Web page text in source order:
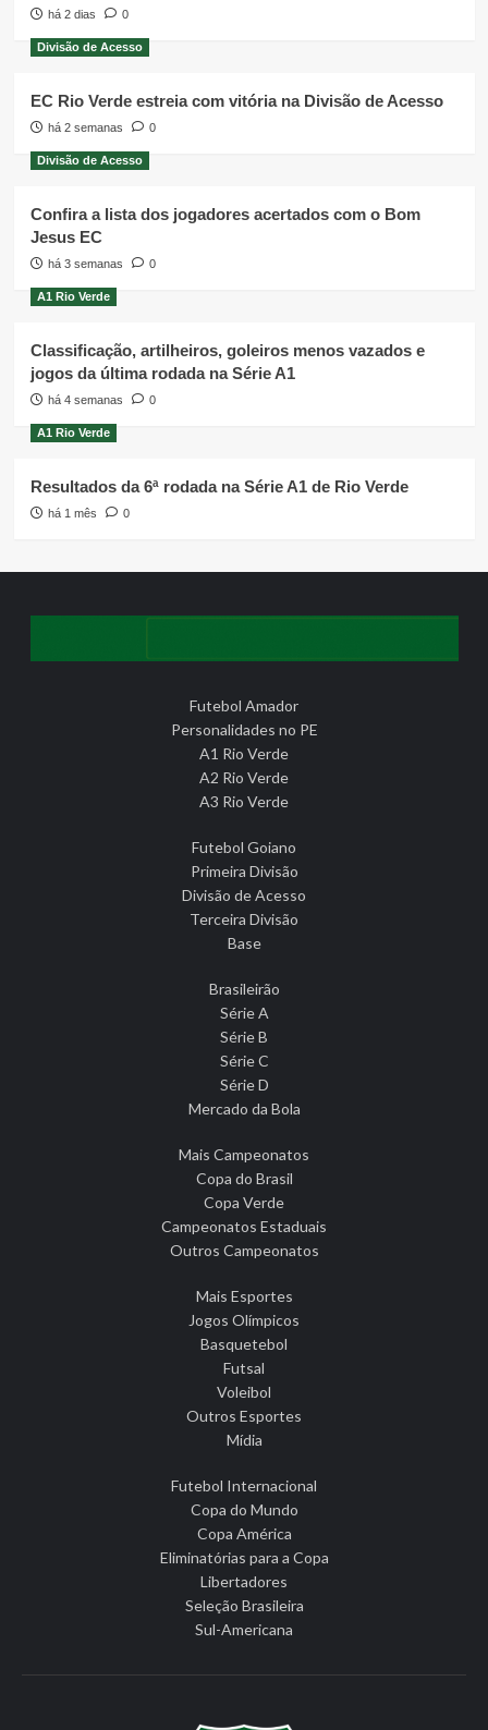
há 2 dias 0
Divisão de Acesso
EC Rio Verde estreia com vitória na Divisão de Acesso
há 2 semanas 0
Divisão de Acesso
Confira a lista dos jogadores acertados com o Bom
Jesus EC
há 3 semanas 0
A1 Rio Verde
Classificação, artilheiros, goleiros menos vazados e
jogos da última rodada na Série A1
há 4 semanas 0
A1 Rio Verde
Resultados da 6ª rodada na Série A1 de Rio Verde
há 1 mês 0
Futebol Amador
Personalidades no PE
A1 Rio Verde
A2 Rio Verde
A3 Rio Verde
Futebol Goiano
Primeira Divisão
Divisão de Acesso
Terceira Divisão
Base
Brasileirão
Série A
Série B
Série C
Série D
Mercado da Bola
Mais Campeonatos
Copa do Brasil
Copa Verde
Campeonatos Estaduais
Outros Campeonatos
Mais Esportes
Jogos Olímpicos
Basquetebol
Futsal
Voleibol
Outros Esportes
Mídia
Futebol Internacional
Copa do Mundo
Copa América
Eliminatórias para a Copa
Libertadores
Seleção Brasileira
Sul-Americana